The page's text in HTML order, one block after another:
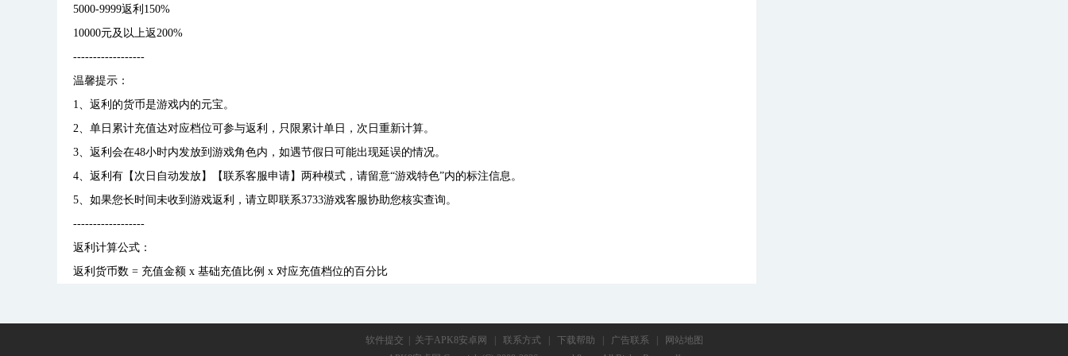
5000-9999返利150%
10000元及以上返200%
------------------
温馨提示：
1、返利的货币是游戏内的元宝。
2、单日累计充值达对应档位可参与返利，只限累计单日，次日重新计算。
3、返利会在48小时内发放到游戏角色内，如遇节假日可能出现延误的情况。
4、返利有【次日自动发放】【联系客服申请】两种模式，请留意“游戏特色”内的标注信息。
5、如果您长时间未收到游戏返利，请立即联系3733游戏客服协助您核实查询。
------------------
返利计算公式：
返利货币数 = 充值金额 x 基础充值比例 x 对应充值档位的百分比
软件提交 关于APK8安卓网 联系方式 下载帮助 广告联系
网站地图